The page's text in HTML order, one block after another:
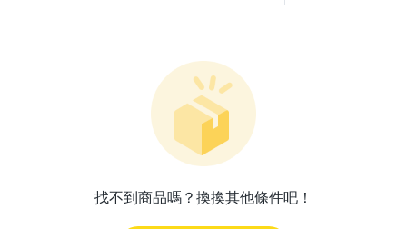
找不到商品嗎？換換其他條件吧！